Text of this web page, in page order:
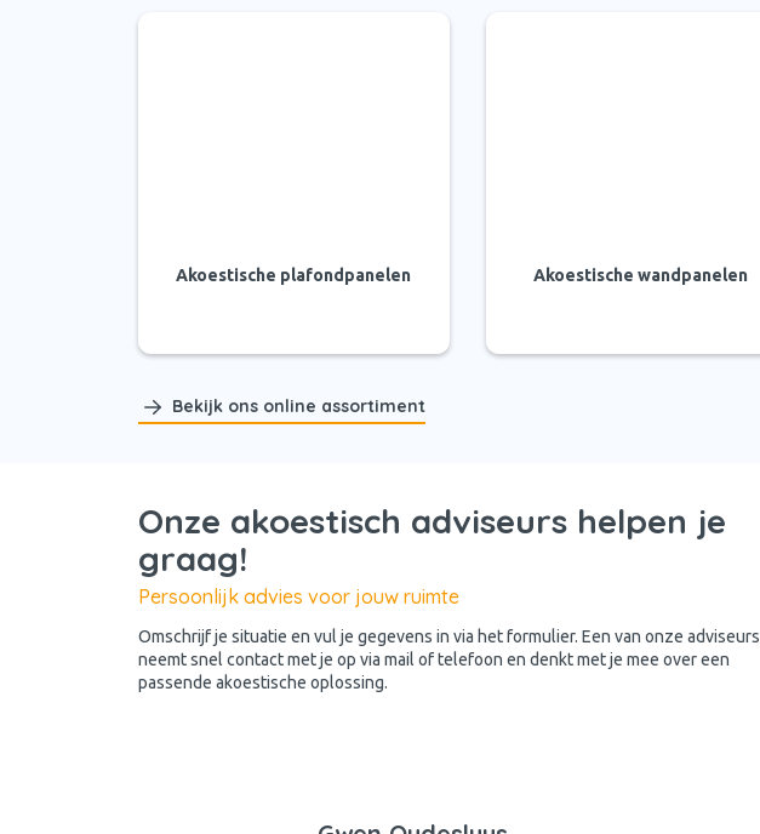
Akoestische plafondpanelen Akoestische wandpanelen
Bekijk ons online assortiment
Onze akoestisch adviseurs helpen je
graag!
Persoonlijk advies voor jouw ruimte
Omschrijf je situatie en vul je gegevens in via het formulier. Een van onze adviseurs
neemt snel contact met je op via mail of telefoon en denkt met je mee over een
passende akoestische oplossing.